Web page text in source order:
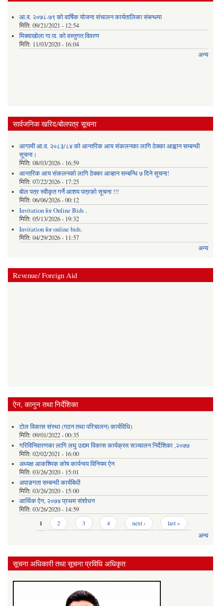
आ.व. २०७८-७९ को वार्षिक योजना संचालन कार्यतालिका संबन्धमा
मिति: 09/21/2021 - 12:54
मिक्वाखोला गा.पा. को वस्तुगत विवरण
मिति: 11/03/2020 - 16:04
अन्य
सार्वजनिक खरिद/बोलपत्र सूचना
आगामी आ.व. २०८३/८४ को आन्तरिक आय संकलनका लागि ठेक्का आह्वान सम्बन्धी
सूचना।
मिति: 08/03/2026 - 16:59
आन्तरिक आय संकलनको लागि ठेक्‍का आव्हान सम्बन्धि ७ दिने सूचना!
मिति: 07/22/2026 - 17:25
बोल पत्र स्वीकृत गर्ने आशय पत्रको सूचना !!!
मिति: 06/06/2026 - 00:12
Invitation for Online Bids .
मिति: 05/13/2026 - 19:32
Invitation for online bids.
मिति: 04/29/2026 - 11:57
अन्य
Revenue/ Foreign Aid
ऐन, कानुन तथा निर्देशिका
टोल विकास संस्था (गठन तथा परिचालन) कार्यविधि)
मिति: 09/01/2022 - 00:35
गरिविनिवारणका लागि लघु उद्यम विकास कार्यक्रम सञ्चालन निर्देशिका ,२०७७
मिति: 02/02/2021 - 16:00
अध्यक्ष आकश्मिक कोष कार्यन्वय विनियम ऐन
मिति: 03/26/2020 - 15:01
अपाङगता सम्बन्घी कार्यबिधी
मिति: 03/26/2020 - 15:00
आर्थिक ऐन, २०७४ प्रथम संशोधन
मिति: 03/26/2020 - 14:59
1 2 3 4 next › last »
अन्य
सूचना अधिकारी तथा सूचना प्रविधि अधिकृत